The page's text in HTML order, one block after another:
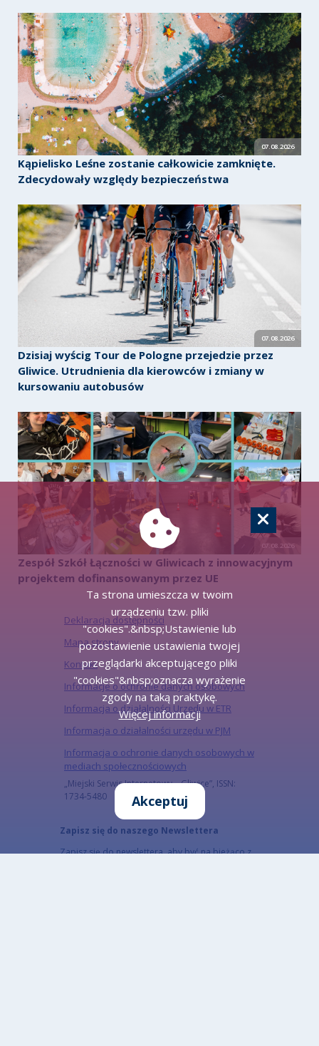
07.08.2026
Kąpielisko Leśne zostanie całkowicie zamknięte.
Zdecydowały względy bezpieczeństwa
07.08.2026
Dzisiaj wyścig Tour de Pologne przejedzie przez
Gliwice. Utrudnienia dla kierowców i zmiany w
kursowaniu autobusów
07.08.2026
Zespół Szkół Łączności w Gliwicach z innowacyjnym
projektem dofinansowanym przez UE
Deklaracja dostępności
Mapa strony
Kontakt
Informacje o ochronie danych osobowych
Informacja o działalności Urzędu w ETR
Informacja o działalności urzędu w PJM
Informacja o ochronie danych osobowych w
mediach społecznościowych
„Miejski Serwis Internetowy – Gliwice”, ISSN:
1734-5480
Zapisz się do naszego Newslettera
Zapisz się do newslettera, aby być na bieżąco z
Ta strona umieszcza w twoim
urządzeniu tzw. pliki
"cookies".&nbsp;Ustawienie lub
pozostawienie ustawienia twojej
przeglądarki akceptującego pliki
"cookies"&nbsp;oznacza wyrażenie
zgody na taką praktykę.
Więcej informacji
Akceptuj